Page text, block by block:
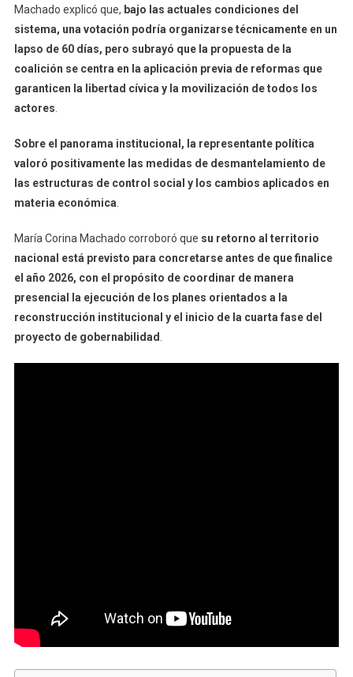
Machado explicó que, bajo las actuales condiciones del
sistema, una votación podría organizarse técnicamente en un
lapso de 60 días, pero subrayó que la propuesta de la
coalición se centra en la aplicación previa de reformas que
garanticen la libertad cívica y la movilización de todos los
actores.
Sobre el panorama institucional, la representante política
valoró positivamente las medidas de desmantelamiento de
las estructuras de control social y los cambios aplicados en
materia económica.
María Corina Machado corroboró que su retorno al territorio
nacional está previsto para concretarse antes de que finalice
el año 2026, con el propósito de coordinar de manera
presencial la ejecución de los planes orientados a la
reconstrucción institucional y el inicio de la cuarta fase del
proyecto de gobernabilidad.